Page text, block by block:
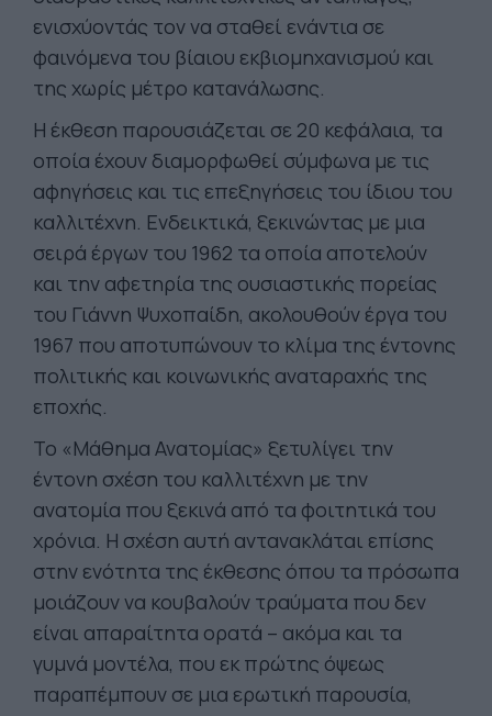
ενισχύοντάς τον να σταθεί ενάντια σε
φαινόμενα του βίαιου εκβιομηχανισμού και
της χωρίς μέτρο κατανάλωσης.
Η έκθεση παρουσιάζεται σε 20 κεφάλαια, τα
οποία έχουν διαμορφωθεί σύμφωνα με τις
αφηγήσεις και τις επεξηγήσεις του ίδιου του
καλλιτέχνη. Ενδεικτικά, ξεκινώντας με μια
σειρά έργων του 1962 τα οποία αποτελούν
και την αφετηρία της ουσιαστικής πορείας
του Γιάννη Ψυχοπαίδη, ακολουθούν έργα του
1967 που αποτυπώνουν το κλίμα της έντονης
πολιτικής και κοινωνικής αναταραχής της
εποχής.
Το «Μάθημα Ανατομίας» ξετυλίγει την
έντονη σχέση του καλλιτέχνη με την
ανατομία που ξεκινά από τα φοιτητικά του
χρόνια. Η σχέση αυτή αντανακλάται επίσης
στην ενότητα της έκθεσης όπου τα πρόσωπα
μοιάζουν να κουβαλούν τραύματα που δεν
είναι απαραίτητα ορατά – ακόμα και τα
γυμνά μοντέλα, που εκ πρώτης όψεως
παραπέμπουν σε μια ερωτική παρουσία,